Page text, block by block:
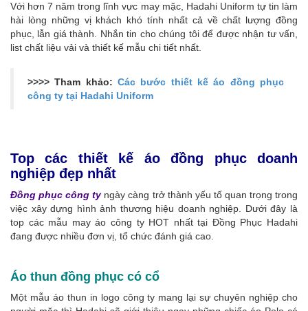
Với hơn 7 năm trong lĩnh vực may mặc, Hadahi Uniform tự tin làm
hài lòng những vị khách khó tính nhất cả về chất lượng đồng
phục, lẫn giá thành. Nhắn tin cho chúng tôi để được nhận tư vấn,
list chất liệu vải và thiết kế mẫu chi tiết nhất.
>>>> Tham khảo: Các bước thiết kế áo đồng phục
công ty tại Hadahi Uniform
Top các thiết kế áo đồng phục doanh
nghiệp đẹp nhất
Đồng phục công tyngày càng trở thành yếu tố quan trọng trong
việc xây dựng hình ảnh thương hiệu doanh nghiệp. Dưới đây là
top các mẫu may áo công ty HOT nhất tại Đồng Phục Hadahi
đang được nhiều đơn vị, tổ chức đánh giá cao.
Áo thun đồng phục có cổ
Một mẫu áo thun in logo công ty mang lại sự chuyên nghiệp cho